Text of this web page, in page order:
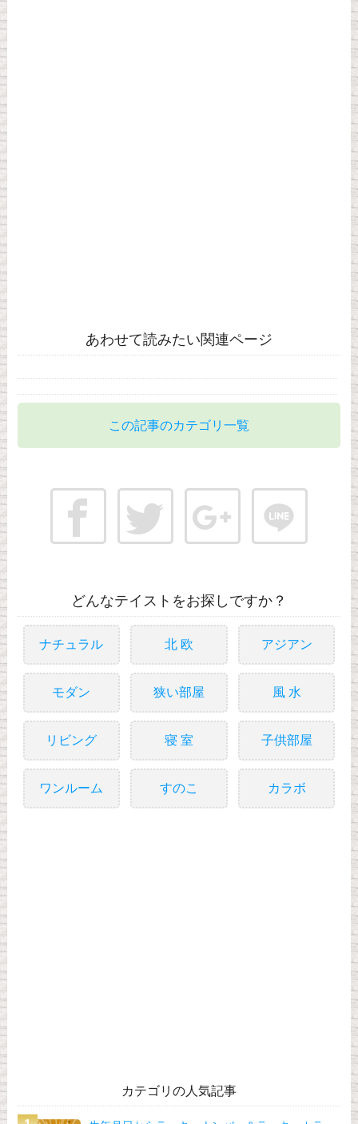
あわせて読みたい関連ページ
この記事のカテゴリ一覧
どんなテイストをお探しですか？
ナチュラル 北 欧 アジアン
モダン 狭い部屋 風 水
リビング 寝 室 子供部屋
ワンルーム すのこ カラボ
カテゴリの人気記事